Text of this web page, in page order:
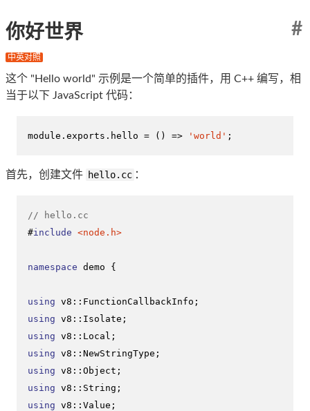
你好世界 #
中英对照
这个 "Hello world" 示例是一个简单的插件，用 C++ 编写，相
当于以下 JavaScript 代码：
module . exports . hello = () => 'world' ;
首先，创建文件 hello.cc ：
// hello.cc
#include <node.h>
namespace demo {
using
using
using
using
using
using
using v8::Value;